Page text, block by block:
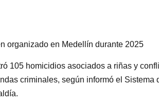
organizado en Medellín durante 2025
105 homicidios asociados a riñas y
criminales, según informó el Sistema